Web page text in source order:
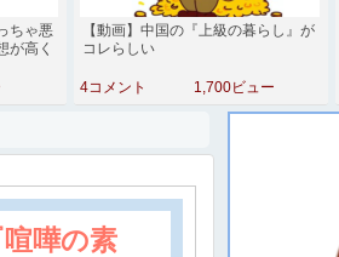
ちゃ悪
が高く
【動画】中国の『上級の暮らし』が
コレらしい
4コメント 1,700ビュー
嘩の素